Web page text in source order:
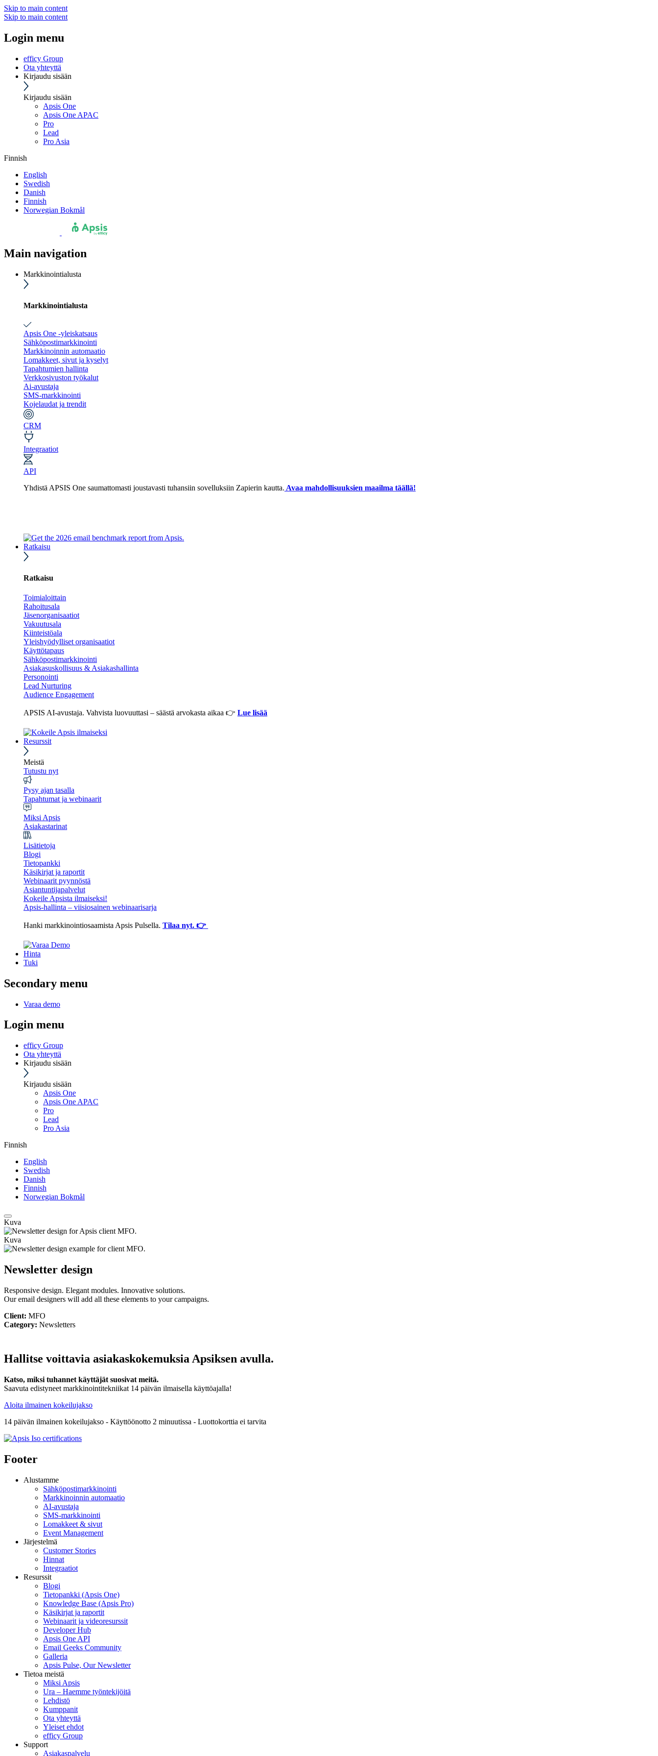
Skip to main content
Skip to main content
Login menu
efficy Group
Ota yhteyttä
Kirjaudu sisään
Kirjaudu sisään
Apsis One
Apsis One APAC
Pro
Lead
Pro Asia
Finnish
English
Swedish
Danish
Finnish
Norwegian Bokmål
Main navigation
Markkinointialusta
Markkinointialusta
Apsis One -yleiskatsaus
Sähköpostimarkkinointi
Markkinoinnin automaatio
Lomakkeet, sivut ja kyselyt
Tapahtumien hallinta
Verkkosivuston työkalut
Ai-avustaja
SMS-markkinointi
Kojelaudat ja trendit
CRM
Integraatiot
API
Yhdistä APSIS One saumattomasti joustavasti tuhansiin sovelluksiin Zapierin kautta. Avaa mahdollisuuksien maailma täällä!
Ratkaisu
Ratkaisu
Toimialoittain
Rahoitusala
Jäsenorganisaatiot
Vakuutusala
Kiinteistöala
Yleishyödylliset organisaatiot
Käyttötapaus
Sähköpostimarkkinointi
Asiakasuskollisuus & Asiakashallinta
Personointi
Lead Nurturing
Audience Engagement
APSIS AI-avustaja. Vahvista luovuuttasi – säästä arvokasta aikaa 👉 Lue lisää
Resurssit
Meistä
Tutustu nyt
Pysy ajan tasalla
Tapahtumat ja webinaarit
Miksi Apsis
Asiakastarinat
Lisätietoja
Blogi
Tietopankki
Käsikirjat ja raportit
Webinaarit pyynnöstä
Asiantuntijapalvelut
Kokeile Apsista ilmaiseksi!
Apsis-hallinta – viisiosainen webinaarisarja
Hanki markkinointiosaamista Apsis Pulsella. Tilaa nyt. 👉
Hinta
Tuki
Secondary menu
Varaa demo
Login menu
efficy Group
Ota yhteyttä
Kirjaudu sisään
Kirjaudu sisään
Apsis One
Apsis One APAC
Pro
Lead
Pro Asia
Finnish
English
Swedish
Danish
Finnish
Norwegian Bokmål
Kuva
Kuva
Newsletter design
Responsive design. Elegant modules. Innovative solutions.
Our email designers will add all these elements to your campaigns.
Client: MFO
Category: Newsletters
Hallitse voittavia asiakaskokemuksia Apsiksen avulla.
Katso, miksi tuhannet käyttäjät suosivat meitä.
Saavuta edistyneet markkinointitekniikat 14 päivän ilmaisella käyttöajalla!
Aloita ilmainen kokeilujakso
14 päivän ilmainen kokeilujakso - Käyttöönotto 2 minuutissa - Luottokorttia ei tarvita
Footer
Alustamme
Sähköpostimarkkinointi
Markkinoinnin automaatio
AI-avustaja
SMS-markkinointi
Lomakkeet & sivut
Event Management
Järjestelmä
Customer Stories
Hinnat
Integraatiot
Resurssit
Blogi
Tietopankki (Apsis One)
Knowledge Base (Apsis Pro)
Käsikirjat ja raportit
Webinaarit ja videoresurssit
Developer Hub
Apsis One API
Email Geeks Community
Galleria
Apsis Pulse, Our Newsletter
Tietoa meistä
Miksi Apsis
Ura – Haemme työntekijöitä
Lehdistö
Kumppanit
Ota yhteyttä
Yleiset ehdot
efficy Group
Support
Asiakaspalvelu